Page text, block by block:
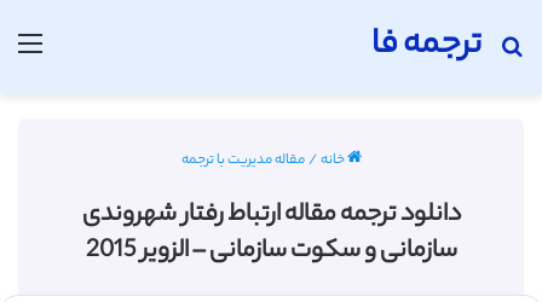
ترجمه فا
جستجو برای
خانه/مقاله مدیریت با ترجمه
دانلود ترجمه مقاله ارتباط رفتار شهروندی
سازمانی و سکوت سازمانی – الزویر 2015